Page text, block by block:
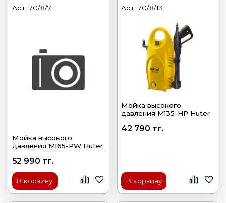
Арт. 70/8/7
Мойка высокого
давления M165-PW Huter
52 990 тг.
В корзину
Арт. 70/8/13
Мойка высокого
давления M135-HP Huter
42 790 тг.
В корзину